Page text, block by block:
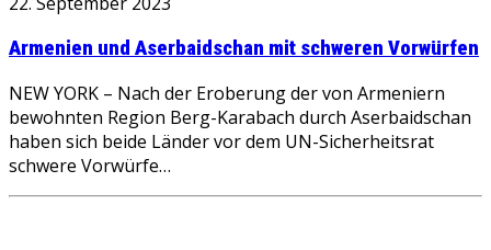
Armenien und Aserbaidschan mit schweren Vorwürfen
NEW YORK – Nach der Eroberung der von Armeniern
bewohnten Region Berg-Karabach durch Aserbaidschan
haben sich beide Länder vor dem UN-Sicherheitsrat
schwere Vorwürfe…